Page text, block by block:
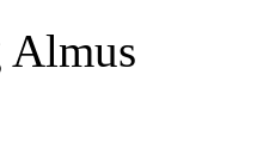
Almus